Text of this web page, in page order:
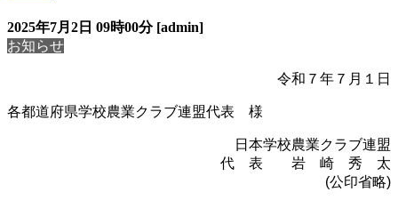
2025年7月2日 09時00分 [admin]
お知らせ
令和７年７月１日
各都道府県学校農業クラブ連盟代表 様
日本学校農業クラブ連盟
代 表 岩 崎 秀 太
(公印省略)